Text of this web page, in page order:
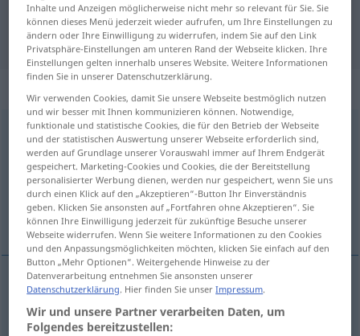
"Nepp" Niederländisch
Übersetzung
: Maskulinum, männlich
Neppm <-s ;keine Pluralform> UMG
Übersicht aller Übersetzungen
(Für mehr Details die Übersetzung anklicken/antippen)
nep, afzetterij
nep,afzetterij Nepp
Inhalte und Anzeigen möglicherweise nicht mehr so relevant für Sie. Sie
können dieses Menü jederzeit wieder aufrufen, um Ihre Einstellungen zu
ändern oder Ihre Einwilligung zu widerrufen, indem Sie auf den Link
Privatsphäre-Einstellungen am unteren Rand der Webseite klicken. Ihre
Einstellungen gelten innerhalb unseres Website. Weitere Informationen
finden Sie in unserer Datenschutzerklärung.
Wir verwenden Cookies, damit Sie unsere Webseite bestmöglich nutzen
und wir besser mit Ihnen kommunizieren können. Notwendige,
funktionale und statistische Cookies, die für den Betrieb der Webseite
und der statistischen Auswertung unserer Webseite erforderlich sind,
werden auf Grundlage unserer Vorauswahl immer auf Ihrem Endgerät
gespeichert. Marketing-Cookies und Cookies, die der Bereitstellung
personalisierter Werbung dienen, werden nur gespeichert, wenn Sie uns
durch einen Klick auf den „Akzeptieren“-Button Ihr Einverständnis
geben. Klicken Sie ansonsten auf „Fortfahren ohne Akzeptieren“. Sie
können Ihre Einwilligung jederzeit für zukünftige Besuche unserer
Webseite widerrufen. Wenn Sie weitere Informationen zu den Cookies
und den Anpassungsmöglichkeiten möchten, klicken Sie einfach auf den
Button „Mehr Optionen“. Weitergehende Hinweise zu der
Datenverarbeitung entnehmen Sie ansonsten unserer
Datenschutzerklärung. Hier finden Sie unserImpressum.
Wir und unsere Partner verarbeiten Daten, um
Folgendes bereitzustellen: